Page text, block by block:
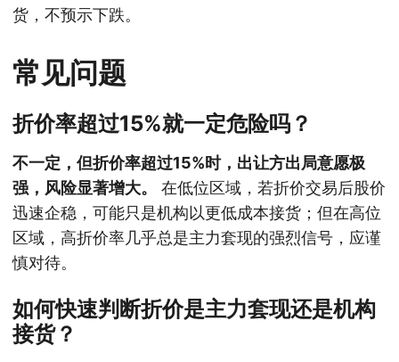
货，不预示下跌。
常见问题
折价率超过15%就一定危险吗？
不一定，但折价率超过15%时，出让方出局意愿极
强，风险显著增大。
在低位区域，若折价交易后股价
迅速企稳，可能只是机构以更低成本接货；但在高位
区域，高折价率几乎总是主力套现的强烈信号，应谨
慎对待。
如何快速判断折价是主力套现还是机构
接货？